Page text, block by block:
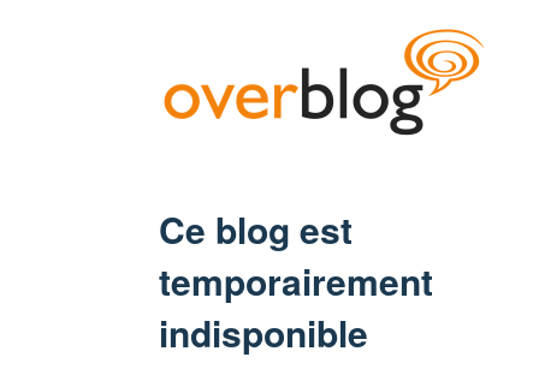
Ce blog est
temporairement
indisponible